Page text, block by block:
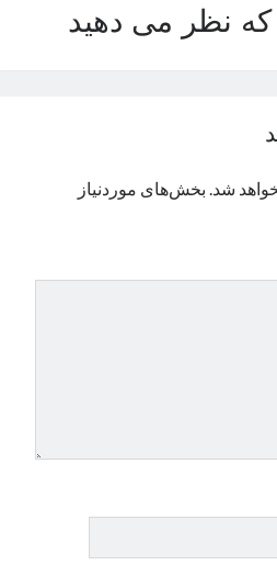
که نظر می دهید
شد. بخش‌های موردنیاز